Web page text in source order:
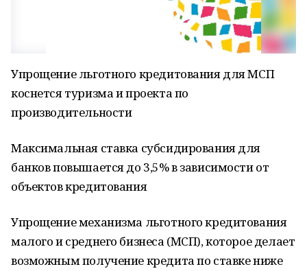
Упрощение льготного кредитования для МСП
коснется туризма и проекта по
производительности
Максимальная ставка субсидирования для
банков повышается до 3,5% в зависимости от
объектов кредитования
Упрощение механизма льготного кредитования
малого и среднего бизнеса (МСП), которое делает
возможным получение кредита по ставке ниже